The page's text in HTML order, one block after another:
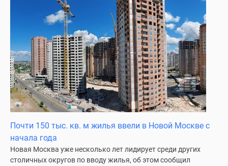
Почти 150 тыс. кв. м жилья ввели в Новой Москве с
начала года
Новая Москва уже несколько лет лидирует среди других
столичных округов по вводу жилья, об этом сообщил